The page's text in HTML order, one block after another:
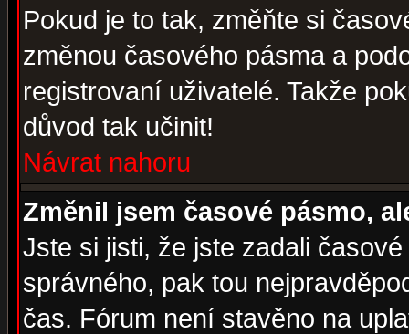
Pokud je to tak, změňte si
změnou časového pásma a
registrovaní uživatelé. Takže
důvod tak učinit!
Návrat nahoru
Změnil jsem časové pásmo,
Jste si jisti, že jste zadali
správného, pak tou
čas. Fórum není stavěno na